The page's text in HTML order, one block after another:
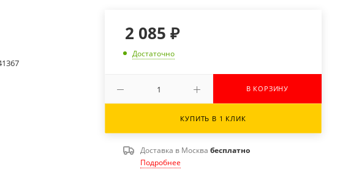
2 085 ₽
Достаточно
В КОРЗИНУ
КУПИТЬ В 1 КЛИК
Доставка в Москва бесплатно
Подробнее